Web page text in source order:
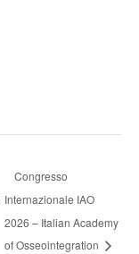
Congresso
Internazionale IAO
2026 – Italian Academy
of Osseointegration